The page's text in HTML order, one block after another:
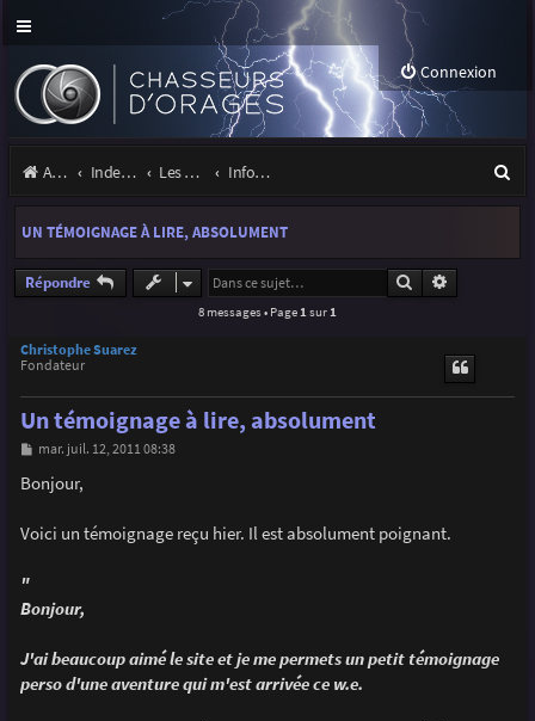
Connexion
Accueil Index du forum Les orages Infos, projets et liens utiles à la communauté
e
UN TÉMOIGNAGE À LIRE, ABSOLUMENT
Répondre Rechercher
8 messages • Page 1 sur 1
Christophe Suarez
Fondateur
Un témoignage à lire, absolument
M
s
s
g
e
mar. juil. 12, 2011 08:38
Bonjour,
Voici un témoignage reçu hier. Il est absolument poignant.
"
Bonjour,
J'ai beaucoup aimé le site et je me permets un petit témoignage
perso d'une aventure qui m'est arrivée ce w.e.